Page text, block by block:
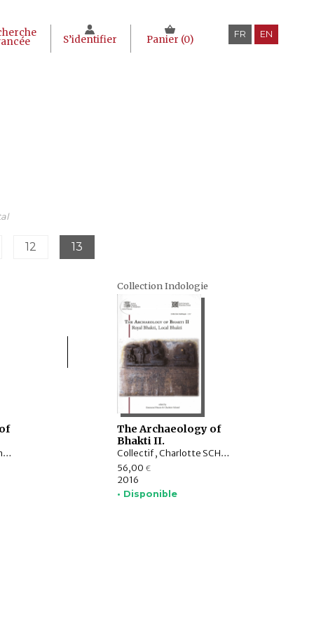
S’identifier Panier (0) FR EN
12 13
Charlotte SCHMID, Emmanuel FRANCIS-GONZE
Collection Indologie
The Archaeology of
Bhakti II.
Collectif , Charlotte SCHMID, Emmanuel FRANCIS-GONZE
56,00 €
2016
• Disponible